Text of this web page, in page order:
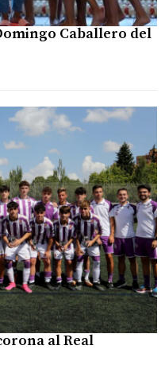
Caballero del
al Real